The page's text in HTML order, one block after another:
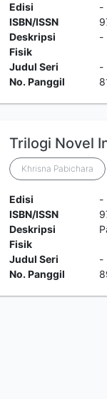
Edisi
-
ISBN/ISSN
Deskripsi
Fisik
-
Judul Seri
-
No. Panggil
Trilogi Novel
Khrisna Pabichara
Edisi
-
ISBN/ISSN
Deskripsi
Fisik
Judul Seri
-
No. Panggil